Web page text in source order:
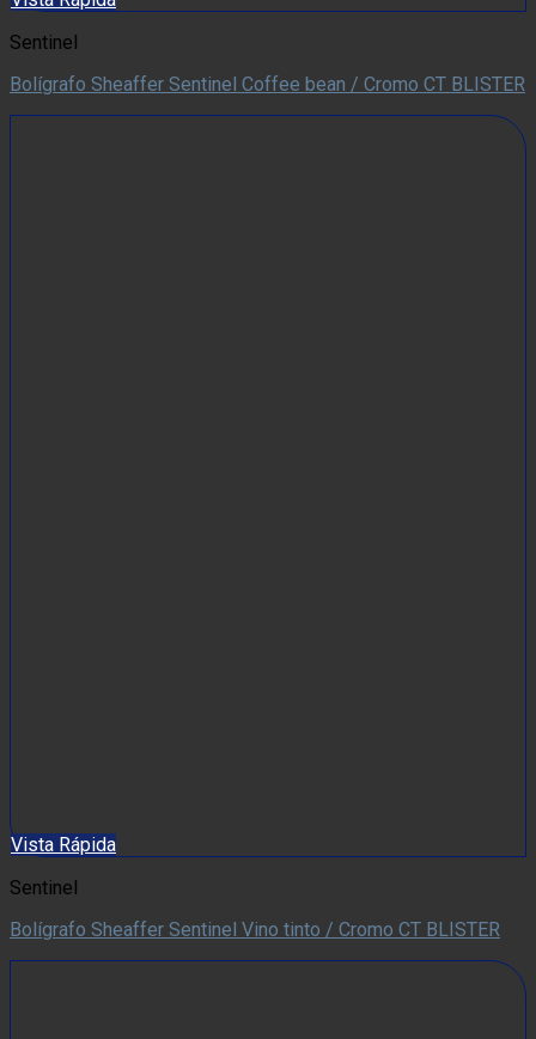
Sentinel
Bolígrafo Sheaffer Sentinel Coffee bean / Cromo CT BLISTER
Vista Rápida
Sentinel
Bolígrafo Sheaffer Sentinel Vino tinto / Cromo CT BLISTER